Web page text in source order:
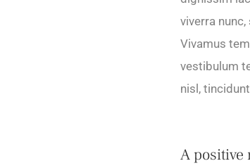
viverra
Vivamus
vestibulum
nisl,
A positive